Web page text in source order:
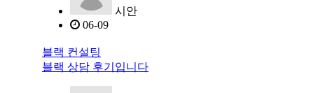
시안
06-09
블랙 컨설팅
블랙 상담 후기입니다